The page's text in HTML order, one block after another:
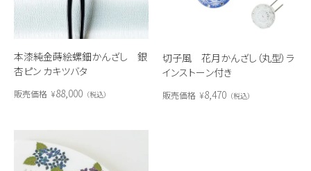
本漆純金蒔絵螺鈿かんざし 銀
杏ピン カキツバタ
販売価格 ¥88,000 税込
切子風 花月かんざし（丸型）ラ
インストーン付き
販売価格 ¥8,470 税込